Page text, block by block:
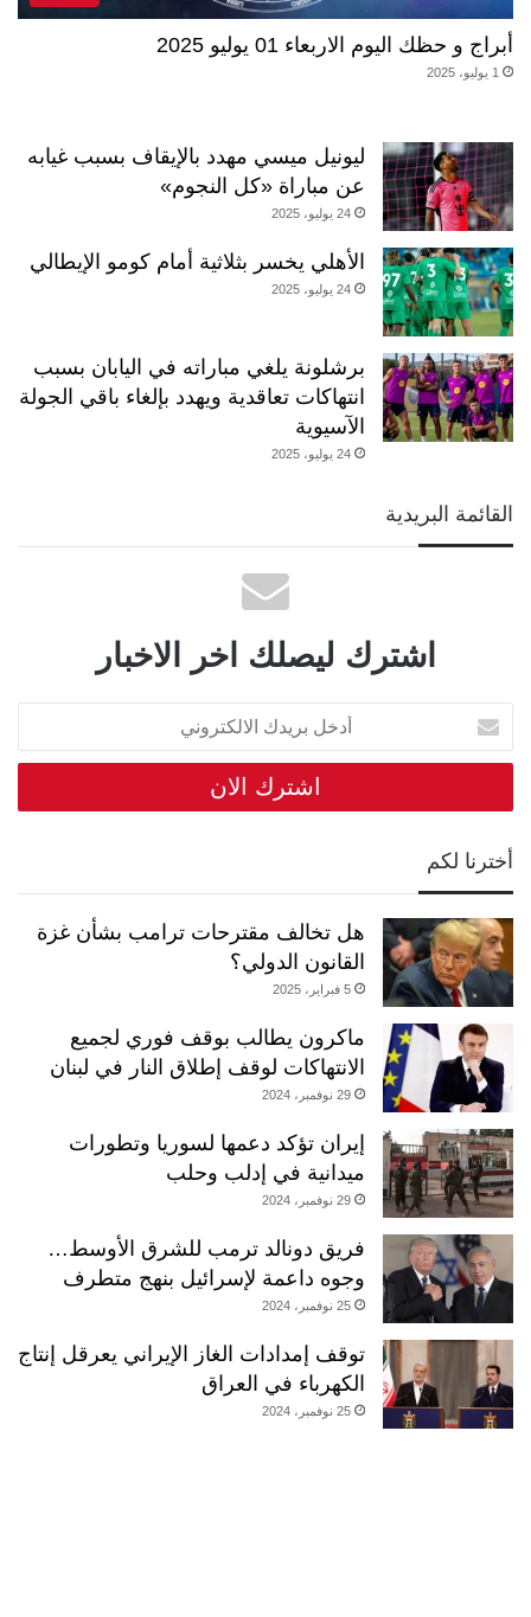
أبراج و حظك اليوم الاربعاء 01 يوليو 2025
1 يوليو، 2025
ليونيل ميسي مهدد بالإيقاف بسبب غيابه
عن مباراة «كل النجوم»
24 يوليو، 2025
الأهلي يخسر بثلاثية أمام كومو الإيطالي
24 يوليو، 2025
برشلونة يلغي مباراته في اليابان بسبب
انتهاكات تعاقدية ويهدد بإلغاء باقي الجولة
الآسيوية
24 يوليو، 2025
القائمة البريدية
اشترك ليصلك اخر الاخبار
أدخل
بريدك
الالكتروني
أخترنا لكم
هل تخالف مقترحات ترامب بشأن غزة
القانون الدولي؟
5 فبراير، 2025
ماكرون يطالب بوقف فوري لجميع
الانتهاكات لوقف إطلاق النار في لبنان
29 نوفمبر، 2024
إيران تؤكد دعمها لسوريا وتطورات
ميدانية في إدلب وحلب
29 نوفمبر، 2024
فريق دونالد ترمب للشرق الأوسط…
وجوه داعمة لإسرائيل بنهج متطرف
25 نوفمبر، 2024
توقف إمدادات الغاز الإيراني يعرقل إنتاج
الكهرباء في العراق
25 نوفمبر، 2024